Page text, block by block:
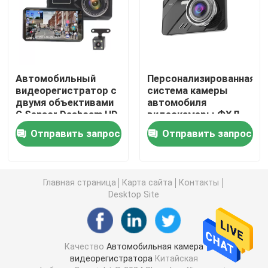
Черный ящик DVR Full HD 1080P
Видеорегистратор WI-FI GPS
Видеорегистратор с активацией движения
GPS-камера приборной панели
Беспроводная камера приборной панели
Видеорегистратор, установленный на приборной
Автомобильный
видеорегистратор с
двумя объективами
G Sensor Dashcam HD
Автомобильная
камера Вождение
видеорегистратора
Отправить запрос
Персонализированная
система камеры
автомобиля
видеокамеры ФХД
1080П автомобиля с
ДВРОтправить запрос
Главная страница Карта сайта
Контакты
Desktop Site
Качество Автомобильная камера
видеорегистратора Китайская